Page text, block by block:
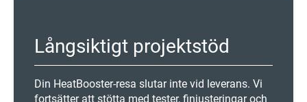
Långsiktigt projektstöd
Din HeatBooster-resa slutar inte vid leverans. Vi
fortsätter att stötta med tester, finjusteringar och